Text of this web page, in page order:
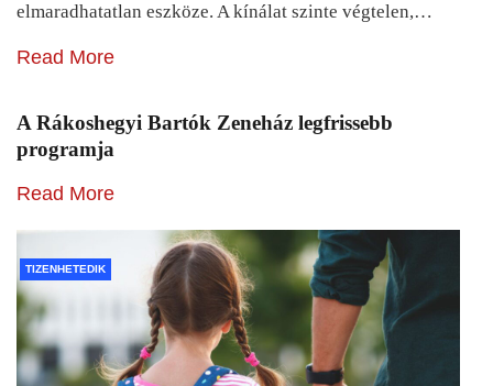
elmaradhatatlan eszköze. A kínálat szinte végtelen,…
Read More
A Rákoshegyi Bartók Zeneház legfrissebb
programja
Read More
TIZENHETEDIK